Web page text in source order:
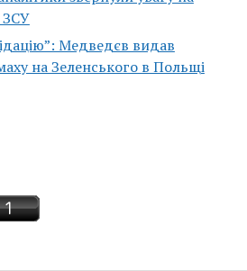
ЗСУ
Медведєв видав
на Зеленського в Польщі